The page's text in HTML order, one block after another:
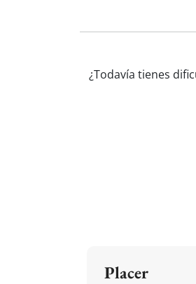
¿Todavía tienes
Placer